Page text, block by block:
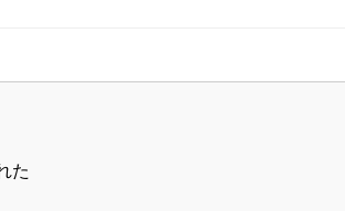
た